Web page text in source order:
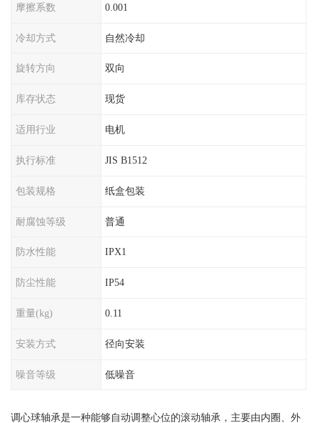
摩擦系数 0.001
冷却方式 自然冷却
旋转方向 双向
库存状态 现货
适用行业 电机
执行标准 JIS B1512
包装规格 纸盒包装
耐腐蚀等级 普通
防水性能 IPX1
防尘性能 IP54
重量(kg) 0.11
安装方式 径向安装
噪音等级 低噪音
调心球轴承是一种能够自动调整心位的滚动轴承，主要由内圈、外